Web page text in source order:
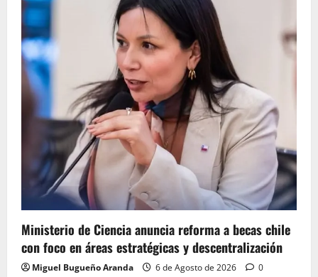
Ministerio de Ciencia anuncia reforma a becas chile
con foco en áreas estratégicas y descentralización
Miguel Bugueño Aranda 6 de Agosto de 2026 0